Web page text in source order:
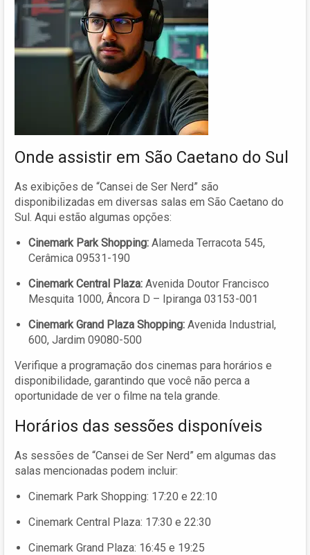
Onde assistir em São Caetano do Sul
As exibições de “Cansei de Ser Nerd” são
disponibilizadas em diversas salas em São Caetano do
Sul. Aqui estão algumas opções:
Cinemark Park Shopping: Alameda Terracota 545,
Cerâmica 09531-190
Cinemark Central Plaza: Avenida Doutor Francisco
Mesquita 1000, Âncora D – Ipiranga 03153-001
Cinemark Grand Plaza Shopping: Avenida Industrial,
600, Jardim 09080-500
Verifique a programação dos cinemas para horários e
disponibilidade, garantindo que você não perca a
oportunidade de ver o filme na tela grande.
Horários das sessões disponíveis
As sessões de “Cansei de Ser Nerd” em algumas das
salas mencionadas podem incluir:
Cinemark Park Shopping: 17:20 e 22:10
Cinemark Central Plaza: 17:30 e 22:30
Cinemark Grand Plaza: 16:45 e 19:25